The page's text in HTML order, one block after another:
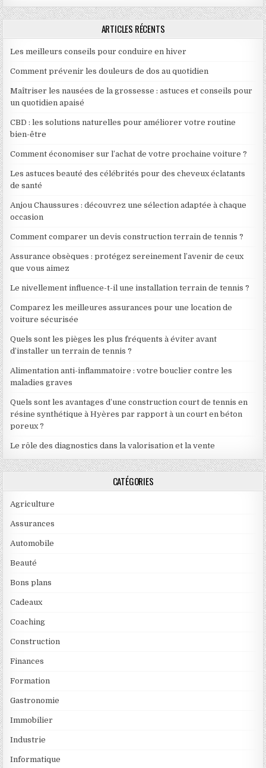
ARTICLES RÉCENTS
Les meilleurs conseils pour conduire en hiver
Comment prévenir les douleurs de dos au quotidien
Maîtriser les nausées de la grossesse : astuces et conseils pour
un quotidien apaisé
CBD : les solutions naturelles pour améliorer votre routine
bien-être
Comment économiser sur l’achat de votre prochaine voiture ?
Les astuces beauté des célébrités pour des cheveux éclatants
de santé
Anjou Chaussures : découvrez une sélection adaptée à chaque
occasion
Comment comparer un devis construction terrain de tennis ?
Assurance obsèques : protégez sereinement l’avenir de ceux
que vous aimez
Le nivellement influence-t-il une installation terrain de tennis ?
Comparez les meilleures assurances pour une location de
voiture sécurisée
Quels sont les pièges les plus fréquents à éviter avant
d’installer un terrain de tennis ?
Alimentation anti-inflammatoire : votre bouclier contre les
maladies graves
Quels sont les avantages d’une construction court de tennis en
résine synthétique à Hyères par rapport à un court en béton
poreux ?
Le rôle des diagnostics dans la valorisation et la vente
CATÉGORIES
Agriculture
Assurances
Automobile
Beauté
Bons plans
Cadeaux
Coaching
Construction
Finances
Formation
Gastronomie
Immobilier
Industrie
Informatique